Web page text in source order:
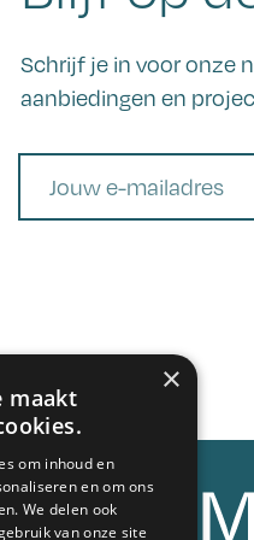
Schrijf je in voor onze
aanbiedingen en
×
maakt
om inhoud en
en om ons
We delen ook
van onze site